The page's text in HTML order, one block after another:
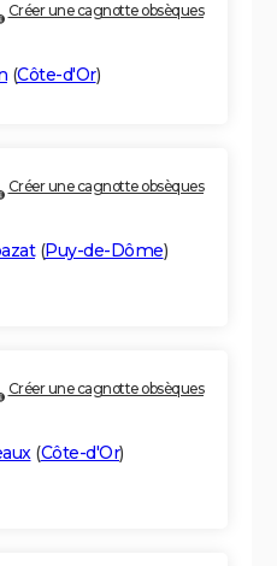
Créer une cagnotte obsèques
(Côte-d'Or)
Créer une cagnotte obsèques
(Puy-de-Dôme)
Créer une cagnotte obsèques
(Côte-d'Or)